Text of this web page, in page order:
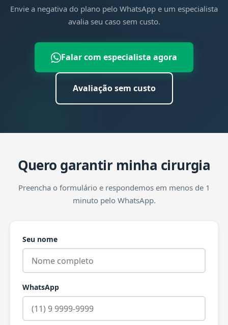
Envie a negativa do plano pelo WhatsApp e um especialista
avalia seu caso sem custo.
Falar com especialista agora
Avaliação sem custo
Quero garantir minha cirurgia
Preencha o formulário e respondemos em menos de 1
minuto pelo WhatsApp.
Seu nome
WhatsApp